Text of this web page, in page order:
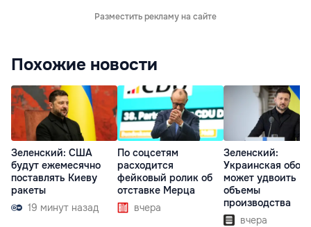
Разместить рекламу на сайте
Похожие новости
Зеленский: США
будут ежемесячно
поставлять Киеву
ракеты
19 минут назад
По соцсетям
расходится
фейковый ролик об
отставке Мерца
вчера
Зеленский:
Украинская
может удвоить
объемы
производства
вчера